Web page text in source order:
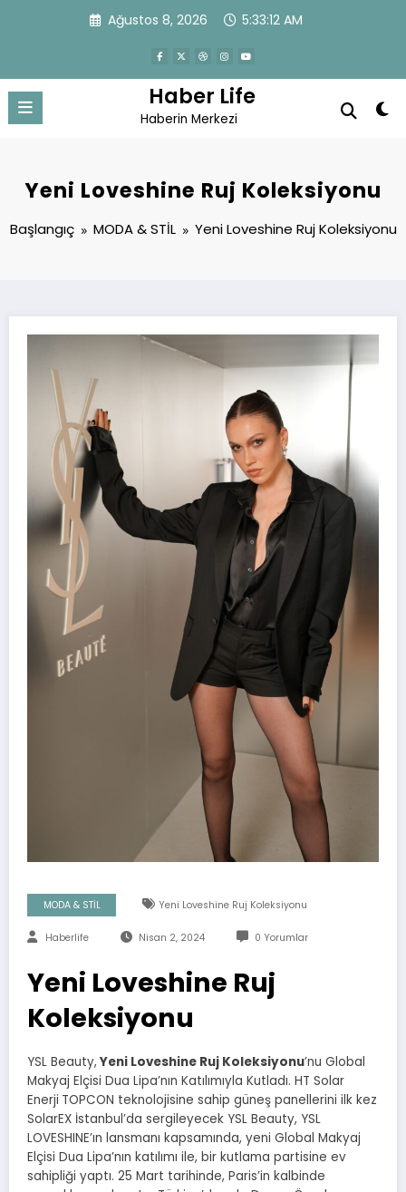
Ağustos 8, 2026 5:33:12 AM
Haber Life
Haberin Merkezi
Yeni Loveshine Ruj Koleksiyonu
Başlangıç MODA & STİL Yeni Loveshine Ruj Koleksiyonu
MODA & STİL Yeni Loveshine Ruj Koleksiyonu
Haberlife Nisan 2, 2024 0 Yorumlar
Yeni Loveshine Ruj
Koleksiyonu
YSL Beauty,Yeni Loveshine Ruj Koleksiyonu’nu Global
Makyaj Elçisi Dua Lipa’nın Katılımıyla Kutladı. HT Solar
Enerji TOPCON teknolojisine sahip güneş panellerini ilk kez
SolarEX İstanbul’da sergileyecek YSL Beauty, YSL
LOVESHINE’ın lansmanı kapsamında, yeni Global Makyaj
Elçisi Dua Lipa’nın katılımı ile, bir kutlama partisine ev
sahipliği yaptı. 25 Mart tarihinde, Paris’in kalbinde